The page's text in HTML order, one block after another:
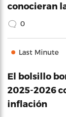
conocieran
0
Last Minute
El bolsillo
2025-2026
inflación